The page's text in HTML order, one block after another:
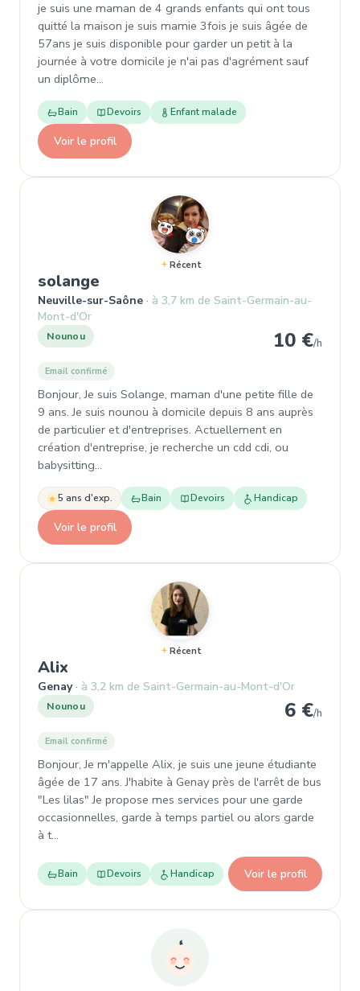
je suis une maman de 4 grands enfants qui ont tous
quitté la maison je suis mamie 3fois je suis âgée de
57ans je suis disponible pour garder un petit à la
journée à votre domicile je n'ai pas d'agrément sauf
un diplôme…
Bain Devoirs Enfant malade
Voir le profil
Récent
solange
Neuville-sur-Saône
à 3,7 km de Saint-Germain-au-
Mont-d'Or
Nounou 10 €/h
Email confirmé
Bonjour, Je suis Solange, maman d'une petite fille de
9 ans. Je suis nounou à domicile depuis 8 ans auprès
de particulier et d'entreprises. Actuellement en
création d'entreprise, je recherche un cdd cdi, ou
babysitting…
5 ans d'exp. Bain Devoirs Handicap
Voir le profil
Récent
Alix
Genay à 3,2 km de Saint-Germain-au-Mont-d'Or
Nounou 6 €/h
Email confirmé
Bonjour, Je m'appelle Alix, je suis une jeune étudiante
âgée de 17 ans. J'habite à Genay près de l'arrêt de bus
"Les lilas" Je propose mes services pour une garde
occasionnelles, garde à temps partiel ou alors garde
à t…
Bain Devoirs Handicap Voir le profil